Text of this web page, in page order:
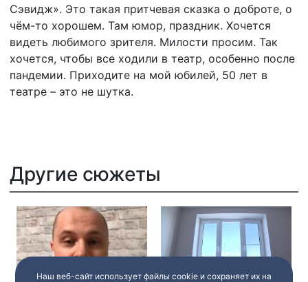
Сэвидж». Это такая притчевая сказка о доброте, о
чём-то хорошем. Там юмор, праздник. Хочется
видеть любимого зрителя. Милости просим. Так
хочется, чтобы все ходили в театр, особенно после
пандемии. Приходите на мой юбилей, 50 лет в
театре – это не шутка.
Другие сюжеты
Наш веб-сайт использует файлы cookie и сохраняет их на